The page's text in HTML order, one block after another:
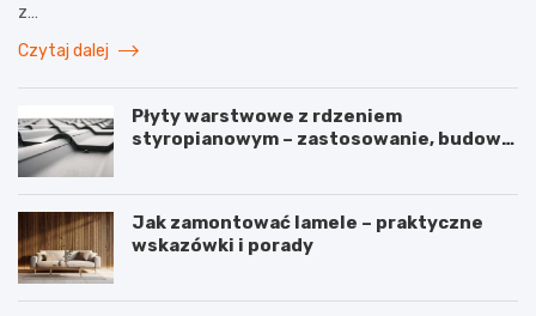
z…
Czytaj dalej
Płyty warstwowe z rdzeniem
styropianowym – zastosowanie, budowa
Jak zamontować lamele – praktyczne
wskazówki i porady